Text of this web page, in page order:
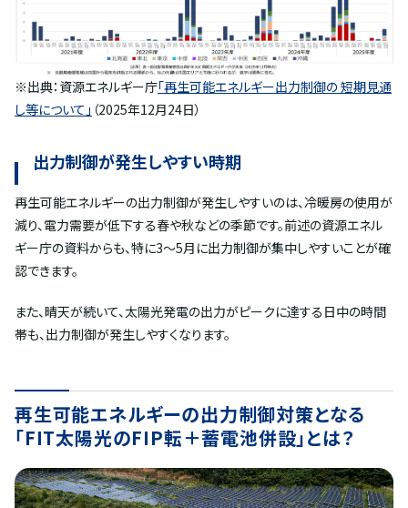
※出典：資源エネルギー庁「再生可能エネルギー出力制御の 短期見通
し等について」 （2025年12月24日）
出力制御が発生しやすい時期
再生可能エネルギーの出力制御が発生しやすいのは、冷暖房の使用が
減り、電力需要が低下する春や秋などの季節です。前述の資源エネル
ギー庁の資料からも、特に3～5月に出力制御が集中しやすいことが確
認できます。
また、晴天が続いて、太陽光発電の出力がピークに達する日中の時間
帯も、出力制御が発生しやすくなります。
再生可能エネルギーの出力制御対策となる
「FIT太陽光のFIP転＋蓄電池併設」とは？